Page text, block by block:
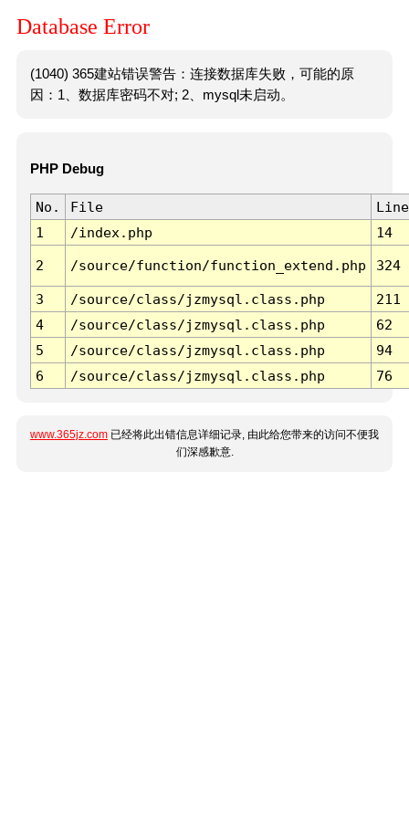
Database Error
(1040) 365建站错误警告：连接数据库失败，可能的原
因：1、数据库密码不对; 2、mysql未启动。
PHP Debug
No. File
Line
1
/index.php 14
2 /source/function/function_extend.php 324
3 /source/class/jzmysql.class.php
211
4
/source/class/jzmysql.class.php
62
5
/source/class/jzmysql.class.php
94
6
/source/class/jzmysql.class.php 76
www.365jz.com 已经将此出错信息详细记录, 由此给您带来的访问不便我
们深感歉意.